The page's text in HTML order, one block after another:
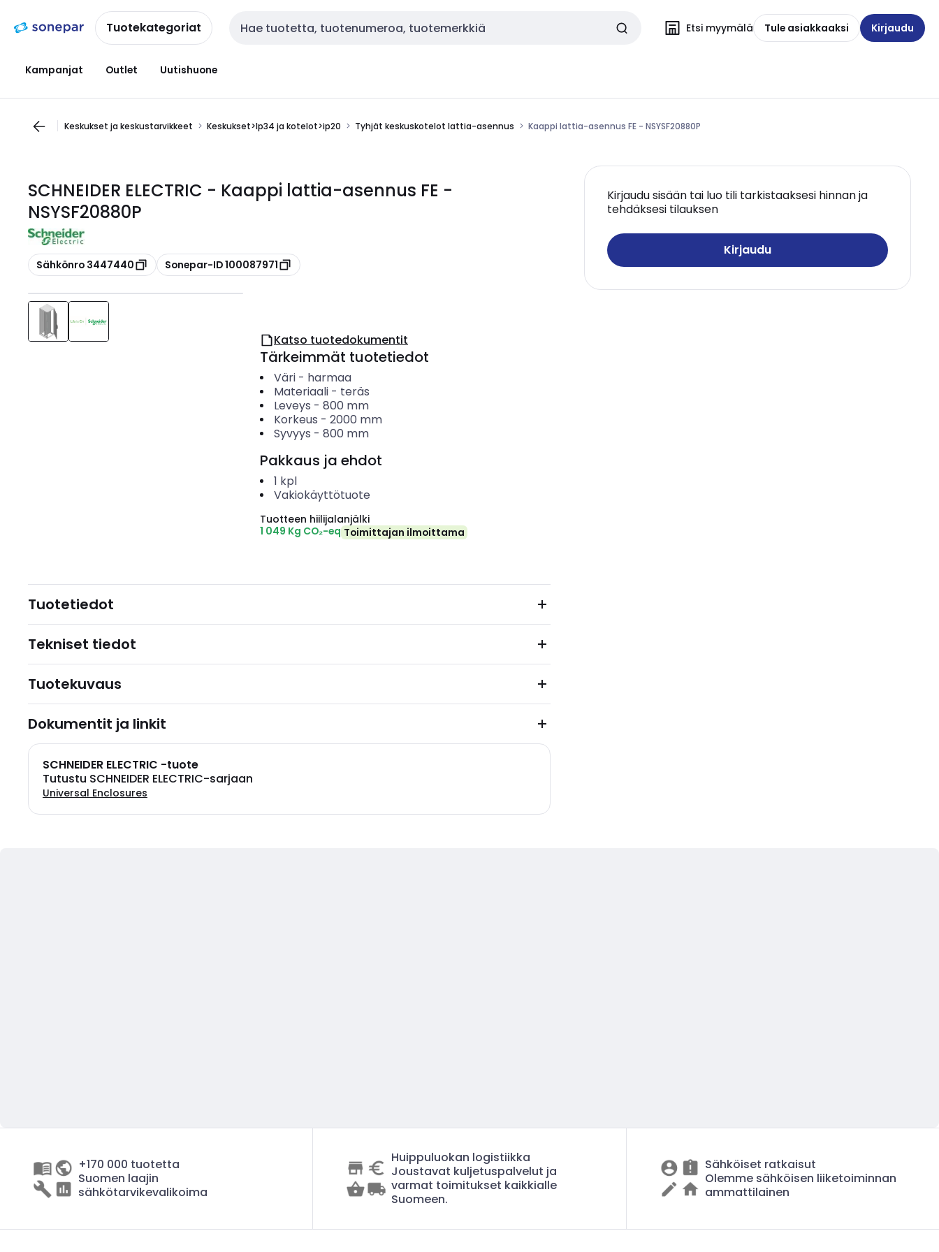
navigointiinsisältöönTuotekategoriat Haku Etsi myymälä Tule asiakkaaksi Kirjaudu
Kampanjat Outlet Uutishuone
Keskukset ja keskustarvikkeet Keskukset>Ip34 ja kotelot>ip20 Tyhjät keskuskotelot lattia-asennus Kaappi lattia-asennus FE - NSYSF20880P
SCHNEIDER ELECTRIC - Kaappi lattia-asennus FE -
NSYSF20880P
Kopioi
Sähkönro 3447440 Kopioi
Sonepar-ID 100087971
Kirjaudu sisään tai luo tili tarkistaaksesi hinnan ja
tehdäksesi tilauksen
Kirjaudu
Katso tuotedokumentit
Tärkeimmät tuotetiedot
Väri- harmaa
Materiaali- teräs
Leveys - 800 mm
Korkeus - 2000 mm
Syvyys - 800 mm
Pakkaus ja ehdot
1 kpl
Vakiokäyttötuote
Tuotteen hiilijalanjälki
1 049 Kg CO₂-eq Toimittajan ilmoittama
Tuotetiedot
Tekniset tiedot
Tuotekuvaus
Dokumentit ja linkit
SCHNEIDER ELECTRIC -tuote
Tutustu SCHNEIDER ELECTRIC-sarjaan
Universal Enclosures
+170 000 tuotetta
Suomen laajin
sähkötarvikevalikoima
Huippuluokan logistiikka
Joustavat kuljetuspalvelut ja
varmat toimitukset kaikkialle
Suomeen.
Sähköiset ratkaisut
Olemme sähköisen liiketoiminnan
ammattilainen